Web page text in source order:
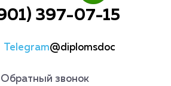
397-07-15
Telegram@diplomsdoc
Обратный звонок